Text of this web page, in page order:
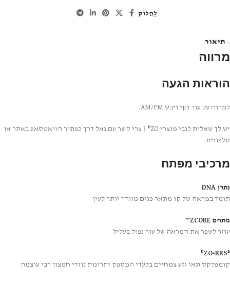
לַחֲלוֹק
תיאור
מרווה
הוראות הגעה
למרוח על עור נקי ויבש AM/PM.
יש לך שאלות לגבי מוצרי ZO® ? צרי קשר עם גאל דרך כפתור הוואטסאפ באתר או
טלפונית.
מרכיבי מפתח
נתרן DNA
תומך במראה של קו מתאר פנים מוגדר יותר לעין
מתחם ZCORE™
עוזר לשפר את המראה של עור נפול בעליל
ZO-RRS²®
קומפלקס תאי גזע צמחיים בלעדי המספק יתרונות נוגדי חמצון רבי עוצמה